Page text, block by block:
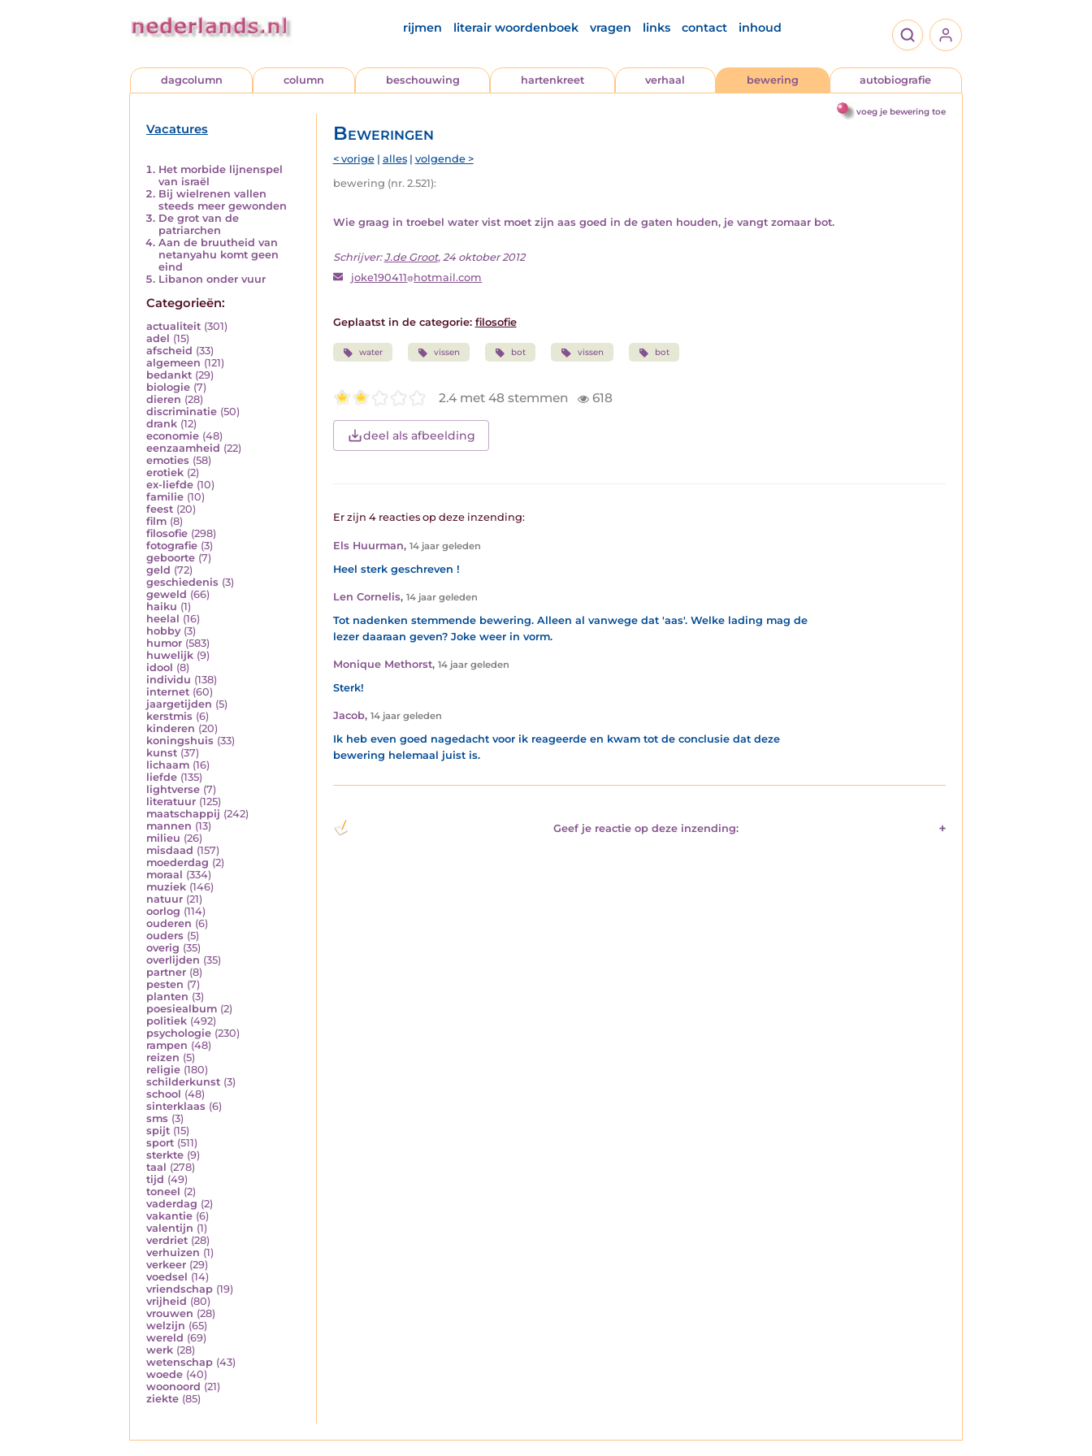
rijmen literair woordenboek vragen links contact inhoud
dagcolumn column beschouwing hartenkreet verhaal bewering autobiografie
voeg je bewering toe
Vacatures
Het morbide lijnenspel
van israël
Bij wielrenen vallen
steeds meer gewonden
De grot van de
patriarchen
Aan de bruutheid van
netanyahu komt geen
eind
Libanon onder vuur
Categorieën:
actualiteit (301)
adel (15)
afscheid (33)
algemeen (121)
bedankt (29)
biologie (7)
dieren (28)
discriminatie (50)
drank (12)
economie (48)
eenzaamheid (22)
emoties (58)
erotiek (2)
ex-liefde (10)
familie (10)
feest (20)
film (8)
filosofie (298)
fotografie (3)
geboorte (7)
geld (72)
geschiedenis (3)
geweld (66)
haiku (1)
heelal (16)
hobby (3)
humor (583)
huwelijk (9)
idool (8)
individu (138)
internet (60)
jaargetijden (5)
kerstmis (6)
kinderen (20)
koningshuis (33)
kunst (37)
lichaam (16)
liefde (135)
lightverse (7)
literatuur (125)
maatschappij (242)
mannen (13)
milieu (26)
misdaad (157)
moederdag (2)
moraal (334)
muziek (146)
natuur (21)
oorlog (114)
ouderen (6)
ouders (5)
overig (35)
overlijden (35)
partner (8)
pesten (7)
planten (3)
poesiealbum (2)
politiek (492)
psychologie (230)
rampen (48)
reizen (5)
religie (180)
schilderkunst (3)
school (48)
sinterklaas (6)
sms (3)
spijt (15)
sport (511)
sterkte (9)
taal (278)
tijd (49)
toneel (2)
vaderdag (2)
vakantie (6)
valentijn (1)
verdriet (28)
verhuizen (1)
verkeer (29)
voedsel (14)
vriendschap (19)
vrijheid (80)
vrouwen (28)
welzijn (65)
wereld (69)
werk (28)
wetenschap (43)
woede (40)
woonoord (21)
ziekte (85)
Beweringen
< vorige| alles| volgende >
bewering (nr. 2.521):
Wie graag in troebel water vist moet zijn aas goed in de gaten houden, je vangt zomaar bot.
Schrijver:J.de Groot, 24 oktober 2012
joke190411 hotmail.com
Geplaatst in de categorie: filosofie
water vissen bot vissen bot
2.4 met 48 stemmen 618
deel als afbeelding
Er zijn 4 reacties op deze inzending:
Els Huurman, 14 jaar geleden
Heel sterk geschreven !
Len Cornelis, 14 jaar geleden
Tot nadenken stemmende bewering. Alleen al vanwege dat 'aas'. Welke lading mag de
lezer daaraan geven? Joke weer in vorm.
Monique Methorst, 14 jaar geleden
Sterk!
Jacob, 14 jaar geleden
Ik heb even goed nagedacht voor ik reageerde en kwam tot de conclusie dat deze
bewering helemaal juist is.
Geef je reactie op deze inzending: